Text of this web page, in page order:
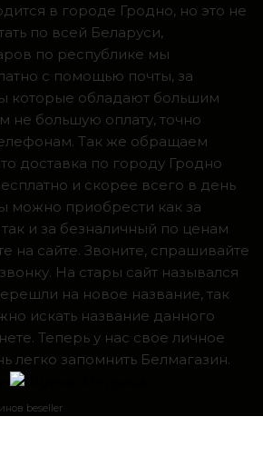
в городе Гродно, но это не
по всей Беларуси,
по республике мы
с помощью почты, за
которые обладают большим
большую оплату, точно
Так же обращаем
доставка по городу Гродно
и скорее всего в день
можно приобрести как за
и за безналичный по ценам
на сайте. Звоните, спрашивайте
На стары сайт назывался
на новое название, так
искать название данного
Теперь у нас свое личное
легко запомнить Белмагазин.
beseller